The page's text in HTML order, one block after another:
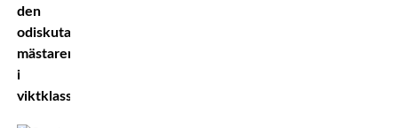
den
odiskutable
mästaren
i
viktklassen.